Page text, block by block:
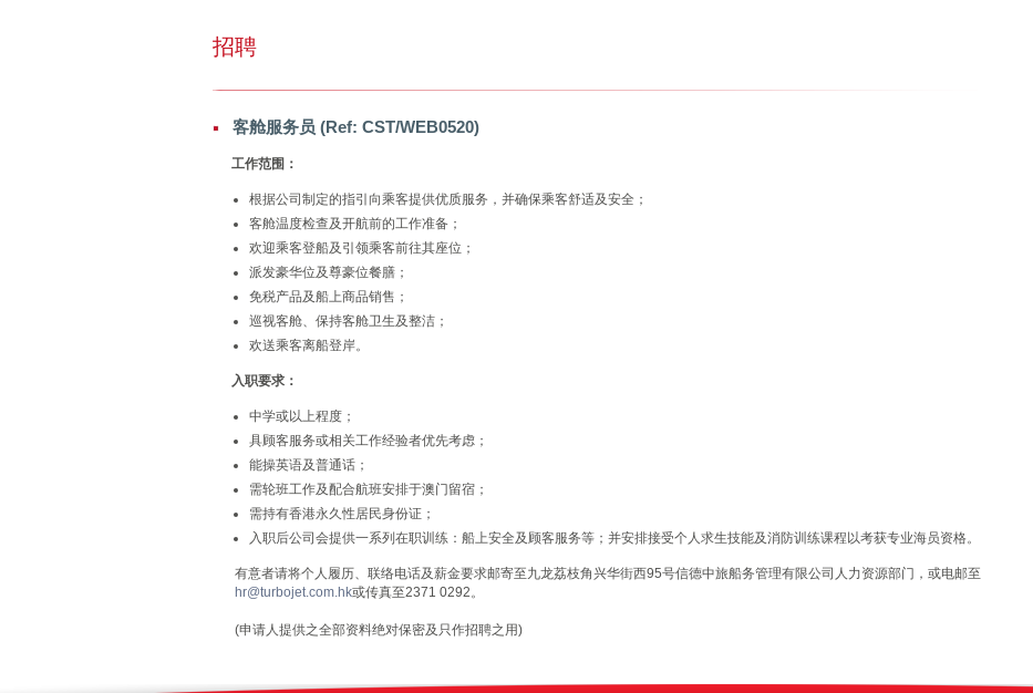
招聘
客舱服务员 (Ref: CST/WEB0520)
工作范围：
根据公司制定的指引向乘客提供优质服务，并确保乘客舒适及安全；
客舱温度检查及开航前的工作准备；
欢迎乘客登船及引领乘客前往其座位；
派发豪华位及尊豪位餐膳；
免税产品及船上商品销售；
巡视客舱、保持客舱卫生及整洁；
欢送乘客离船登岸。
入职要求：
中学或以上程度；
具顾客服务或相关工作经验者优先考虑；
能操英语及普通话；
需轮班工作及配合航班安排于澳门留宿；
需持有香港永久性居民身份证；
入职后公司会提供一系列在职训练：船上安全及顾客服务等；并安排接受个人求生技能及消防训练课程以考获专业海员资格。
有意者请将个人履历、联络电话及薪金要求邮寄至九龙荔枝角兴华街西95号信德中旅船务管理有限公司人力资源部门，或电邮至
hr@turbojet.com.hk或传真至2371 0292。
(申请人提供之全部资料绝对保密及只作招聘之用)